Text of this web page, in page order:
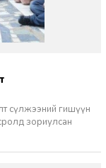
сүлжээний гишүүн
зориулсан